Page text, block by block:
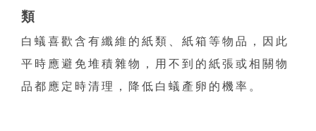
類
白蟻喜歡含有纖維的紙類、紙箱等物品，因此
平時應避免堆積雜物，用不到的紙張或相關物
品都應定時清理，降低白蟻產卵的機率。